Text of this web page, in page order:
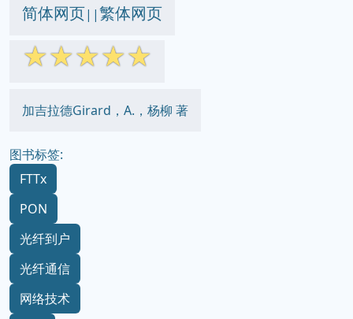
简体网页||繁体网页
☆☆☆☆☆
加吉拉德Girard，A.，杨柳 著
图书标签:
FTTx
PON
光纤到户
光纤通信
网络技术